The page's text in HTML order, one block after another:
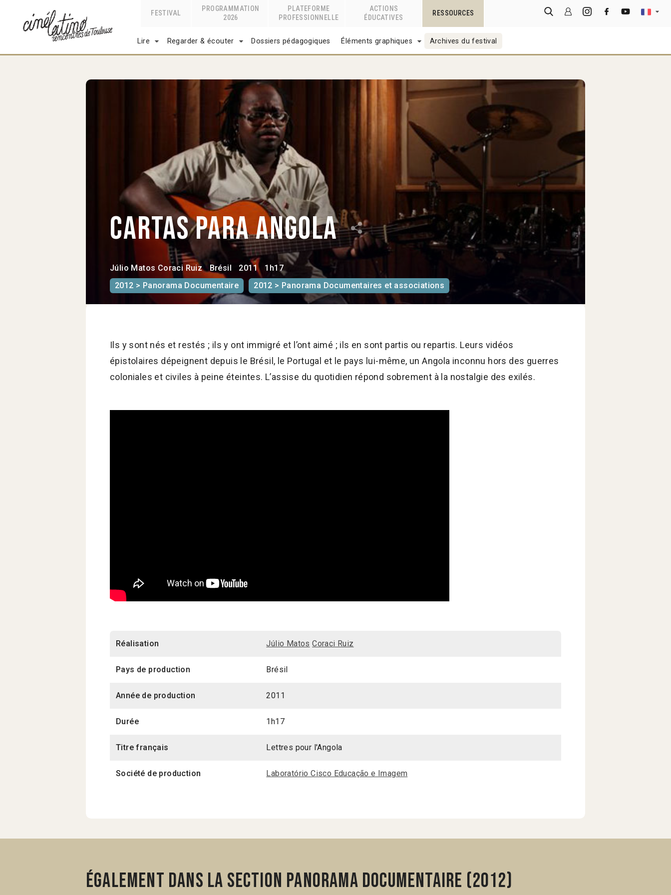
FESTIVAL
PROGRAMMATION
2026
PLATEFORME
PROFESSIONNELLE
ACTIONS
ÉDUCATIVES
RESSOURCES
Lire Regarder & écouter Dossiers pédagogiques Éléments graphiques Archives du festival
Cartas para Angola
Júlio Matos Coraci Ruiz Brésil 2011
1h17
2012 > Panorama Documentaire
2012 > Panorama Documentaires et associations
Ils y sont nés et restés ; ils y ont immigré et l’ont aimé ; ils en sont partis ou repartis. Leurs vidéos
épistolaires dépeignent depuis le Brésil, le Portugal et le pays lui-même, un Angola inconnu hors des guerres
coloniales et civiles à peine éteintes. L’assise du quotidien répond sobrement à la nostalgie des exilés.
Réalisation Júlio Matos Coraci Ruiz
Pays de production Brésil
Année de production 2011
Durée 1h17
Titre français Lettres pour l'Angola
Société de production Laboratório Cisco Educação e Imagem
Également dans la section Panorama Documentaire (2012)